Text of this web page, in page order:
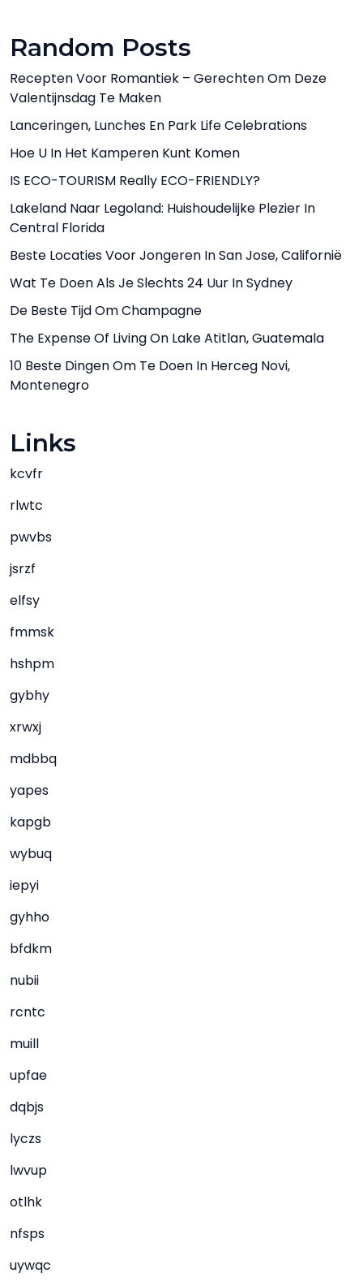
Random Posts
Recepten Voor Romantiek – Gerechten Om Deze
Valentijnsdag Te Maken
Lanceringen, Lunches En Park Life Celebrations
Hoe U In Het Kamperen Kunt Komen
IS ECO-TOURISM Really ECO-FRIENDLY?
Lakeland Naar Legoland: Huishoudelijke Plezier In
Central Florida
Beste Locaties Voor Jongeren In San Jose, Californië
Wat Te Doen Als Je Slechts 24 Uur In Sydney
De Beste Tijd Om Champagne
The Expense Of Living On Lake Atitlan, Guatemala
10 Beste Dingen Om Te Doen In Herceg Novi,
Montenegro
Links
kcvfr
rlwtc
pwvbs
jsrzf
elfsy
fmmsk
hshpm
gybhy
xrwxj
mdbbq
yapes
kapgb
wybuq
iepyi
gyhho
bfdkm
nubii
rcntc
muill
upfae
dqbjs
lyczs
lwvup
otlhk
nfsps
uywqc